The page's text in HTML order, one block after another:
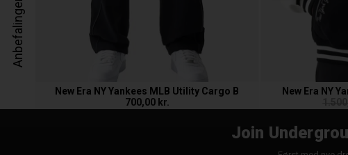
Anbefalinger
New Era NY Yankees MLB Utility Cargo B
700,00 kr.
New Era NY
Join